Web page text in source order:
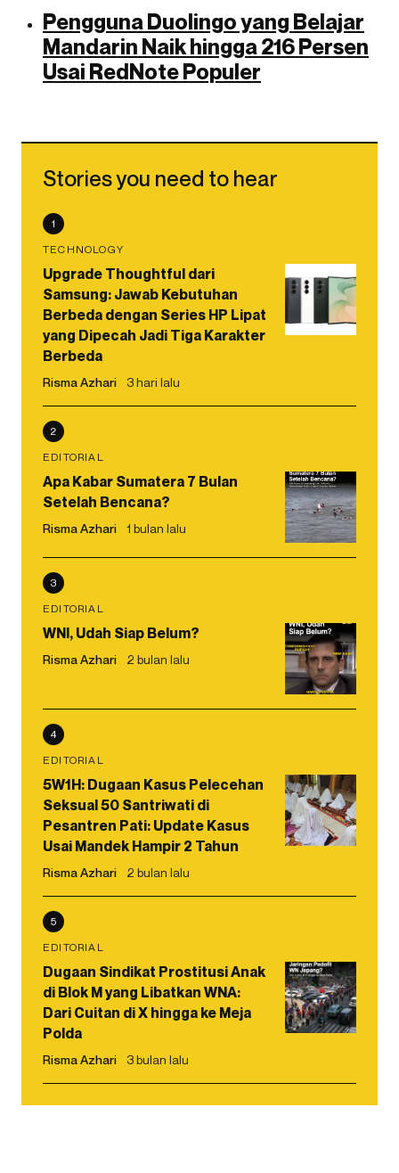
Pengguna Duolingo yang Belajar
Mandarin Naik hingga 216 Persen
Usai RedNote Populer
Stories you need to hear
1
TECHNOLOGY
Upgrade Thoughtful dari
Samsung: Jawab Kebutuhan
Berbeda dengan Series HP Lipat
yang Dipecah Jadi Tiga Karakter
Berbeda
Risma Azhari 3 hari lalu
2
EDITORIAL
Apa Kabar Sumatera 7 Bulan
Setelah Bencana?
Risma Azhari 1 bulan lalu
3
EDITORIAL
WNI, Udah Siap Belum?
Risma Azhari 2 bulan lalu
4
EDITORIAL
5W1H: Dugaan Kasus Pelecehan
Seksual 50 Santriwati di
Pesantren Pati: Update Kasus
Usai Mandek Hampir 2 Tahun
Risma Azhari 2 bulan lalu
5
EDITORIAL
Dugaan Sindikat Prostitusi Anak
di Blok M yang Libatkan WNA:
Dari Cuitan di X hingga ke Meja
Polda
Risma Azhari 3 bulan lalu